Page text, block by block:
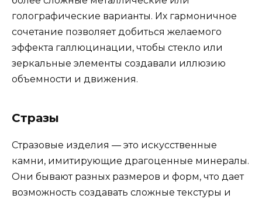
голографические варианты. Их гармоничное
сочетание позволяет добиться желаемого
эффекта галлюцинации, чтобы стекло или
зеркальные элементы создавали иллюзию
объемности и движения.
Стразы
Стразовые изделия — это искусственные
камни, имитирующие драгоценные минералы.
Они бывают разных размеров и форм, что дает
возможность создавать сложные текстуры и